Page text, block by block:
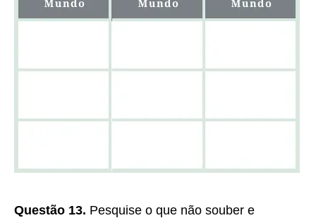
Questão 13. Pesquise o que não souber e